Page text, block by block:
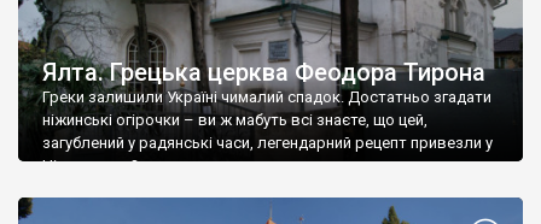
Ялта. Грецька церква Феодора Тирона
Греки залишили Україні чималий спадок. Достатньо згадати
ніжинські огірочки – ви ж мабуть всі знаєте, що цей,
загублений у радянські часи, легендарний рецепт привезли у
Ніжин греки?